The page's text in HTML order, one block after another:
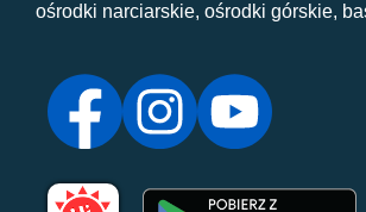
ośrodki narciarskie, ośrodki górskie,